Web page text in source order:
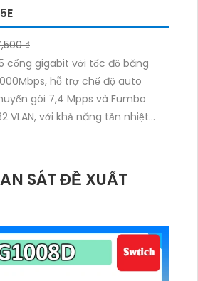
₫
cổng gigabit với tốc độ băng
hỗ trợ chế độ auto
gói 7,4 Mpps và Fumbo
VLAN, với khả năng tản nhiệt
SÁT ĐỀ XUẤT